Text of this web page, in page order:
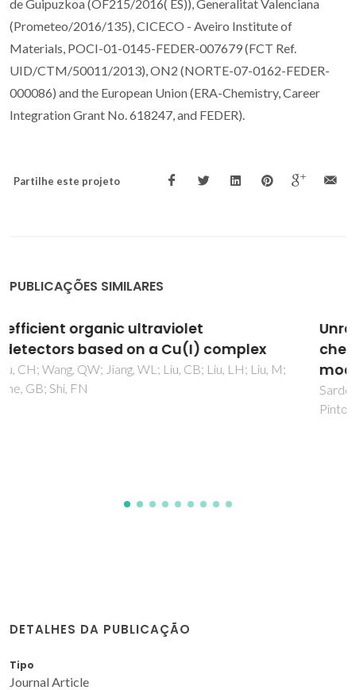
de Guipuzkoa (OF215/2016( ES)), Generalitat Valenciana
(Prometeo/2016/135), CICECO - Aveiro Institute of
Materials, POCI-01-0145-FEDER-007679 (FCT Ref.
UID/CTM/50011/2013), ON2 (NORTE-07-0162-FEDER-
000086) and the European Union (ERA-Chemistry, Career
Integration Grant No. 618247, and FEDER).
Partilhe este projeto
PUBLICAÇÕES SIMILARES
Unravelling moisture-induced CO2
chemisorption mechanisms in amine-
modified sorbents at the molecular scale
Sardo, M; Afonso, R; Juzkow, J; Pacheco, M; Bordonhos, M;
DETALHES DA PUBLICAÇÃO
Tipo
Journal Article